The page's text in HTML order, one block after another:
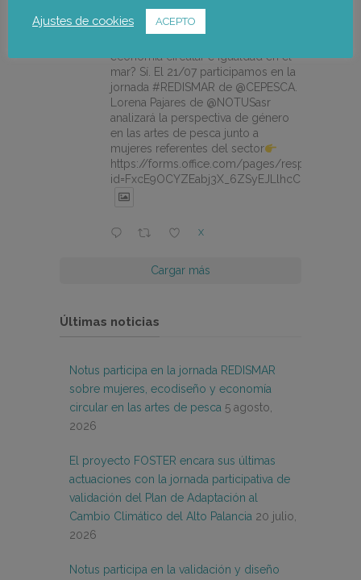
notus-asr @notusasr
economía circular e igualdad en el
mar? Sí. El 21/07 participamos en la
jornada #REDISMAR de @CEPESCA.
Lorena Pajares de @NOTUSasr
analizará la perspectiva de género
en las artes de pesca junto a
mujeres referentes del sector
https://forms.office.com/pages/
X
Cargar más
Últimas noticias
Notus participa en la jornada REDISMAR
sobre mujeres, ecodiseño y economía
circular en las artes de pesca 5 agosto,
2026
El proyecto FOSTER encara sus últimas
actuaciones con la jornada participativa de
validación del Plan de Adaptación al
Cambio Climático del Alto Palancia 20 julio,
2026
Notus participa en la validación y diseño
Ajustes de cookies ACEPTO